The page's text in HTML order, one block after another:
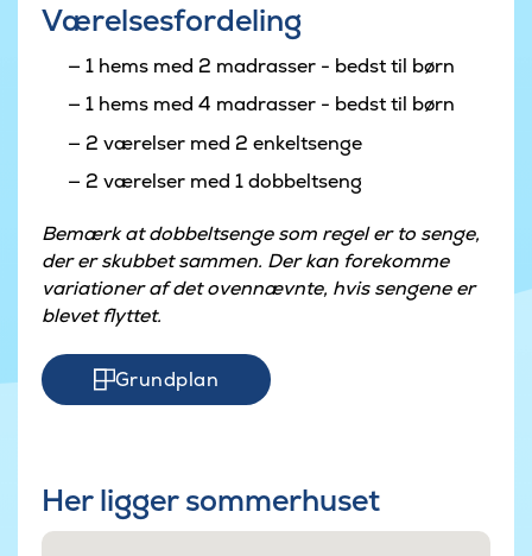
Værelsesfordeling
1 hems med 2 madrasser - bedst til børn
1 hems med 4 madrasser - bedst til børn
2 værelser med 2 enkeltsenge
2 værelser med 1 dobbeltseng
Bemærk at dobbeltsenge som regel er to senge,
der er skubbet sammen. Der kan forekomme
variationer af det ovennævnte, hvis sengene er
blevet flyttet.
Grundplan
Her ligger sommerhuset